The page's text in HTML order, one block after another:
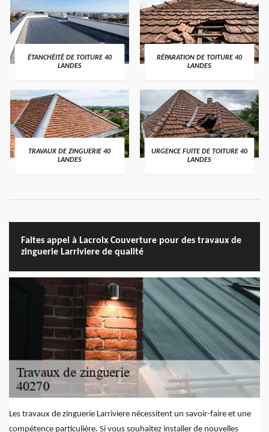
ÉTANCHÉITÉ DE TOITURE 40
LANDES
RÉPARATION DE TOITURE 40
LANDES
TRAVAUX DE ZINGUERIE 40
LANDES
URGENCE FUITE DE TOITURE 40
LANDES
Faites appel à Lacroix Couverture pour des travaux de
zinguerie Larriviere de qualité
Les travaux de zinguerie Larriviere nécessitent un savoir-faire et une
compétence particulière. Si vous souhaitez installer de nouvelles